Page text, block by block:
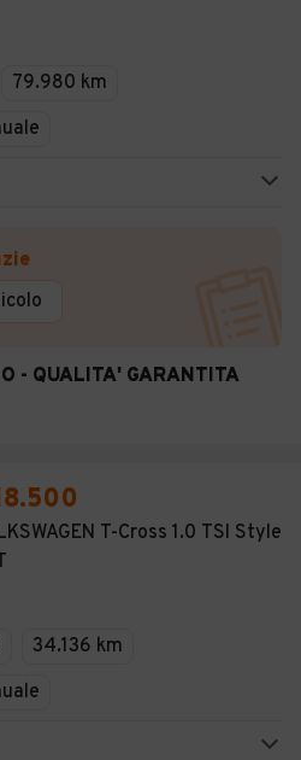
79.980 km
- QUALITA' GARANTITA
T-Cross 1.0 TSI Style
34.136 km